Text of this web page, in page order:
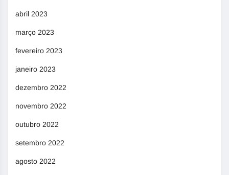
abril 2023
março 2023
fevereiro 2023
janeiro 2023
dezembro 2022
novembro 2022
outubro 2022
setembro 2022
agosto 2022